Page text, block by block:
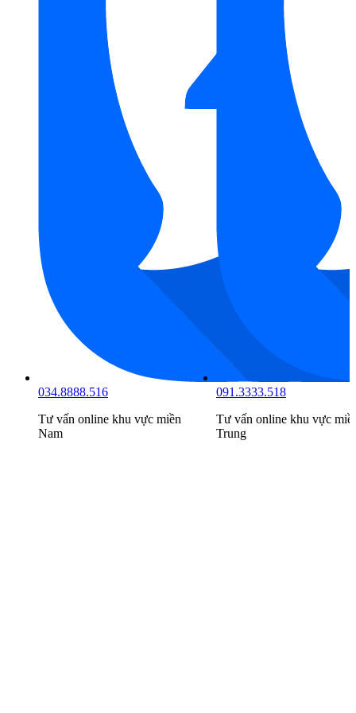
034.8888.516
Tư vấn online khu vực miền
Nam
091.3333.518
Tư vấn online khu vực
Trung